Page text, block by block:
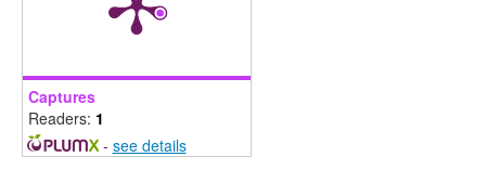
Captures
Readers: 1
- see details